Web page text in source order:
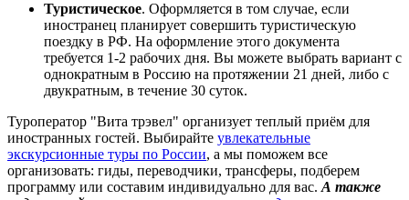
Туристическое. Оформляется в том случае, если
иностранец планирует совершить туристическую
поездку в РФ. На оформление этого документа
требуется 1-2 рабочих дня. Вы можете выбрать вариант с
однократным в Россию на протяжении 21 дней, либо с
двукратным, в течение 30 суток.
Туроператор "Вита трэвел" организует теплый приём для
иностранных гостей. Выбирайте увлекательные
экскурсионные туры по России, а мы поможем все
организовать: гиды, переводчики, трансферы, подберем
программу или составим индивидуально для вас. А также